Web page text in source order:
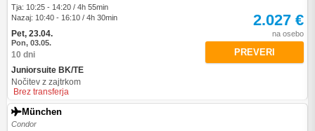
Tja: 10:25 - 14:20 / 4h 55min
Nazaj: 10:40 - 16:10 / 4h 30min
Pet, 23.04.
Pon, 03.05.
10 dni
Juniorsuite BK/TE
Nočitev z zajtrkom
Brez transferja
2.027 €
na osebo
PREVERI
München
Condor